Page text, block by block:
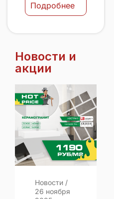
Подробнее
Новости и
акции